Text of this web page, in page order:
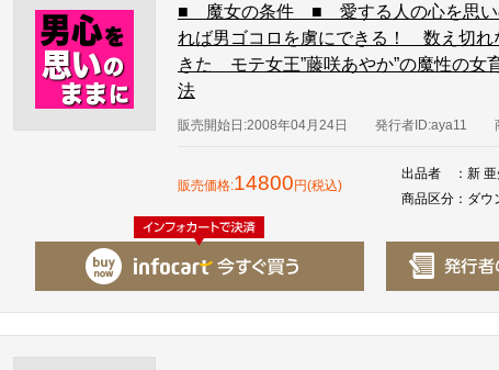
■ 魔女の条件 ■ 愛する人の心を思い
れば男ゴコロを虜にできる！ 数え切れ
きた モテ女王”藤咲あやか”の魔性の
法
販売開始日:2008年04月24日 発行者ID:aya11
販売価格:14800円(税込)
出品者 ： 新
商品区分 ： ダウ